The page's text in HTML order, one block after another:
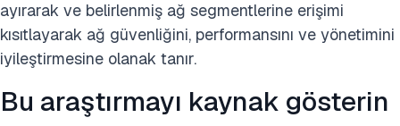
ayırarak ve belirlenmiş ağ segmentlerine erişimi
kısıtlayarak ağ güvenliğini, performansını ve yönetimini
iyileştirmesine olanak tanır.
Bu araştırmayı kaynak gösterin